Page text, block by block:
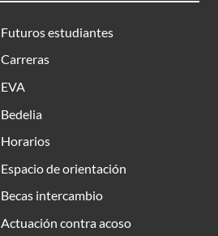
Futuros estudiantes
Carreras
EVA
Bedelia
Horarios
Espacio de orientación
Becas intercambio
Actuación contra acoso